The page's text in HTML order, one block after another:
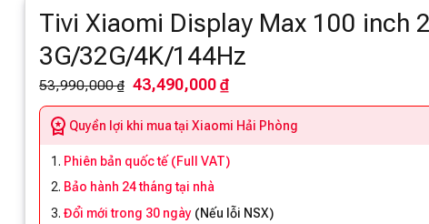
Tivi Xiaomi Display Max 100 inch
3G/32G/4K/144Hz
53,990,000 ₫ 43,490,000 ₫
Quyền lợi khi mua tại Xiaomi Hải Phòng
Phiên bản quốc tế (Full VAT)
Bảo hành 24 tháng tại nhà
Đổi mới trong 30 ngày (Nếu lỗi NSX)